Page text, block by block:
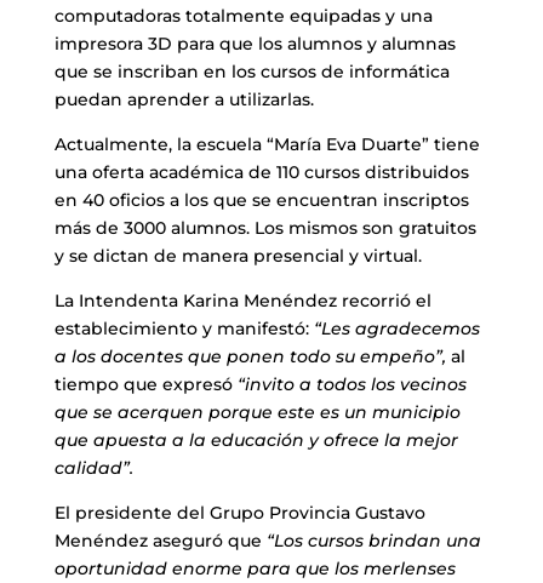
computadoras totalmente equipadas y una
impresora 3D para que los alumnos y alumnas
que se inscriban en los cursos de informática
puedan aprender a utilizarlas.
Actualmente, la escuela “María Eva Duarte” tiene
una oferta académica de 110 cursos distribuidos
en 40 oficios a los que se encuentran inscriptos
más de 3000 alumnos. Los mismos son gratuitos
y se dictan de manera presencial y virtual.
La Intendenta Karina Menéndez recorrió el
establecimiento y manifestó: “Les agradecemos
a los docentes que ponen todo su empeño”, al
tiempo que expresó“invito a todos los vecinos
que se acerquen porque este es un municipio
que apuesta a la educación y ofrece la mejor
calidad”.
El presidente del Grupo Provincia Gustavo
Menéndez aseguró que “Los cursos brindan una
oportunidad enorme para que los merlenses